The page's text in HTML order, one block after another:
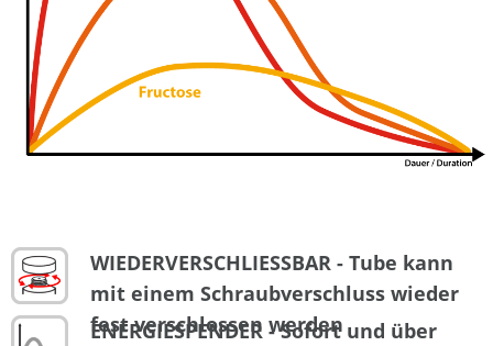
WIEDERVERSCHLIESSBAR - Tube kann
mit einem Schraubverschluss wieder
fest verschlossen werden
ENERGIESPENDER - Sofort und über